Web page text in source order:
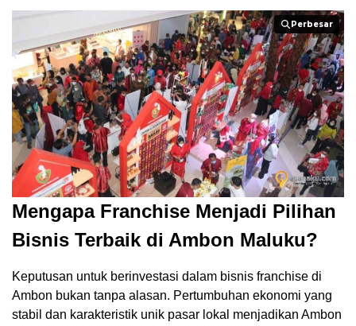
Perbesar
Perbesar
Mengapa Franchise Menjadi Pilihan
Bisnis Terbaik di Ambon Maluku?
Keputusan untuk berinvestasi dalam bisnis franchise di
Ambon bukan tanpa alasan. Pertumbuhan ekonomi yang
stabil dan karakteristik unik pasar lokal menjadikan Ambon